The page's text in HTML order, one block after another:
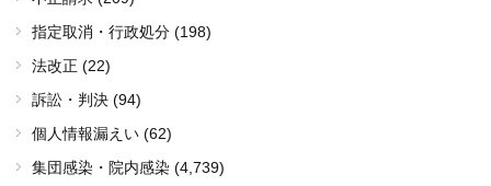
指定取消・行政処分 (198)
法改正 (22)
訴訟・判決 (94)
個人情報漏えい (62)
集団感染・院内感染 (4,739)